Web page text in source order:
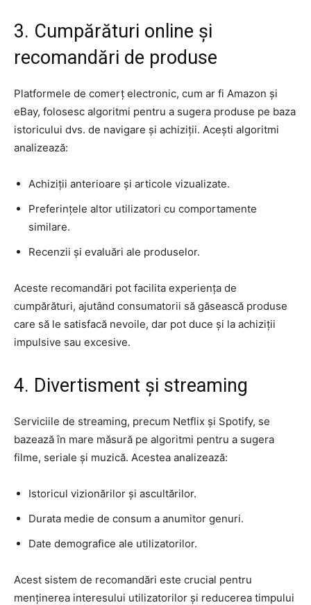
3. Cumpărături online și
recomandări de produse
Platformele de comerț electronic, cum ar fi Amazon și
eBay, folosesc algoritmi pentru a sugera produse pe baza
istoricului dvs. de navigare și achiziții. Acești algoritmi
analizează:
Achiziții anterioare și articole vizualizate.
Preferințele altor utilizatori cu comportamente
similare.
Recenzii și evaluări ale produselor.
Aceste recomandări pot facilita experiența de
cumpărături, ajutând consumatorii să găsească produse
care să le satisfacă nevoile, dar pot duce și la achiziții
impulsive sau excesive.
4. Divertisment și streaming
Serviciile de streaming, precum Netflix și Spotify, se
bazează în mare măsură pe algoritmi pentru a sugera
filme, seriale și muzică. Acestea analizează:
Istoricul vizionărilor și ascultărilor.
Durata medie de consum a anumitor genuri.
Date demografice ale utilizatorilor.
Acest sistem de recomandări este crucial pentru
menținerea interesului utilizatorilor și reducerea timpului